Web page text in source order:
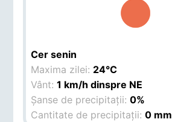
Cer senin
Maxima zilei: 24°C
Vânt:1 km/h dinspre NE
Șanse de precipitații:0%
Cantitate de precipitații:0 mm